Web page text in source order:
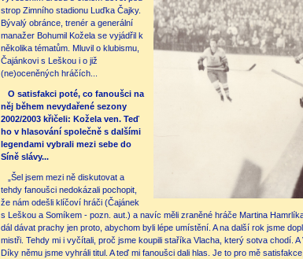
strop Zimního stadionu Luďka Čajky.
Bývalý obránce, trenér a generální
manažer Bohumil Kožela se vyjádřil k
několika tématům. Mluvil o klubismu,
Čajánkovi s Leškou i o již
(ne)oceněných hráčích...
O satisfakci poté, co fanoušci na
něj během nevydařené sezony
2002/2003 křičeli: Kožela ven. Teď
ho v hlasování společně s dalšími
legendami vybrali mezi sebe do
Síně slávy...
„Šel jsem mezi ně diskutovat a
tehdy fanoušci nedokázali pochopit,
že nám odešli klíčoví hráči (Čajánek
s Leškou a Somíkem - pozn. aut.) a navíc měli zraněné hráče Martina
dál dávat prachy jen proto, abychom byli lépe umístění. A na další rok jsme
mistři. Tehdy mi i vyčítali, proč jsme koupili staříka Vlacha, který sotva chodí.
Díky němu jsme vyhráli titul. A teď mi fanoušci dali hlas. Je to pro mě